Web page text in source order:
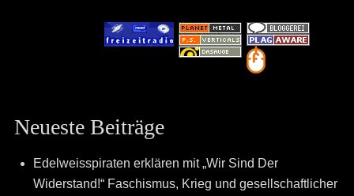
Neueste Beiträge
Edelweisspiraten erklären mit „Wir Sind Der
Widerstand!“ Faschismus, Krieg und gesellschaftlicher